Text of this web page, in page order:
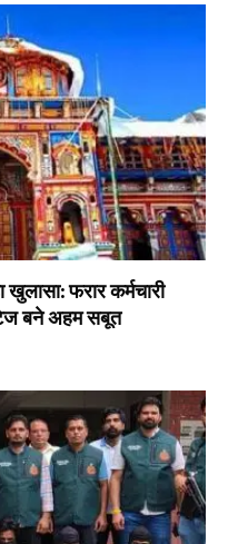
खुलासा: फरार कर्मचारी
बने अहम सबूत